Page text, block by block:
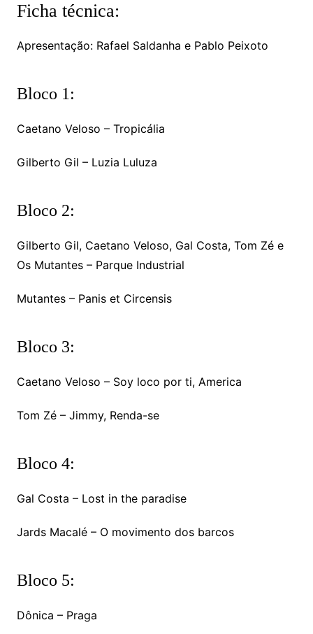
Ficha técnica:
Apresentação: Rafael Saldanha e Pablo Peixoto
Bloco 1:
Caetano Veloso – Tropicália
Gilberto Gil – Luzia Luluza
Bloco 2:
Gilberto Gil, Caetano Veloso, Gal Costa, Tom Zé e
Os Mutantes – Parque Industrial
Mutantes – Panis et Circensis
Bloco 3:
Caetano Veloso – Soy loco por ti, America
Tom Zé – Jimmy, Renda-se
Bloco 4:
Gal Costa – Lost in the paradise
Jards Macalé – O movimento dos barcos
Bloco 5:
Dônica – Praga